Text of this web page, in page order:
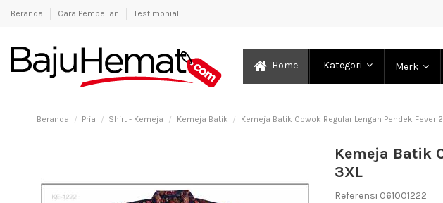
Beranda Cara Pembelian Testimonial
Home Kategori Merk
Beranda Pria Shirt - Kemeja Kemeja Batik Kemeja Batik Cowok Regular Lengan Pendek Fever
Kemeja Batik
3XL
Referensi 061001222